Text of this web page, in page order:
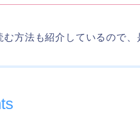
む方法も紹介しているので、